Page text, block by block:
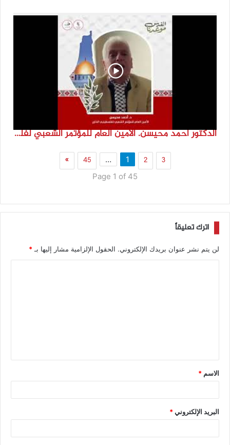
الدكتور احمد محيسن. الامين العام للمؤتمر الشعبي لفلسطينيي الخارج
1 2 3
…
45
»
Page 1 of 45
اترك تعليقاً
لن يتم نشر عنوان بريدك الإلكتروني. الحقول الإلزامية مشار إليها بـ *
الاسم *
البريد الإلكتروني*